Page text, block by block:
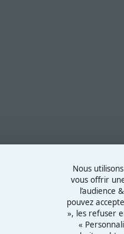
Nous
vous offrir
l’audience
pouvez
», les refuser
«